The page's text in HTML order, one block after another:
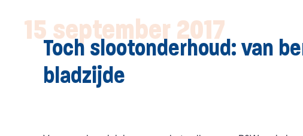
15 september 2017
Toch slootonderhoud: van
bladzijde